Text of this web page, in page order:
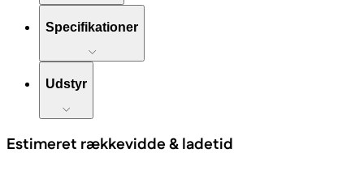
Specifikationer
Udstyr
Estimeret rækkevidde & ladetid